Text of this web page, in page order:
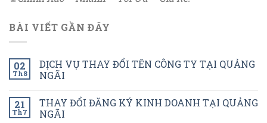
BÀI VIẾT GẦN ĐÂY
02
Th8
DỊCH VỤ THAY ĐỔI TÊN CÔNG TY TẠI QUẢNG
NGÃI
21
Th7
THAY ĐỔI ĐĂNG KÝ KINH DOANH TẠI QUẢNG
NGÃI